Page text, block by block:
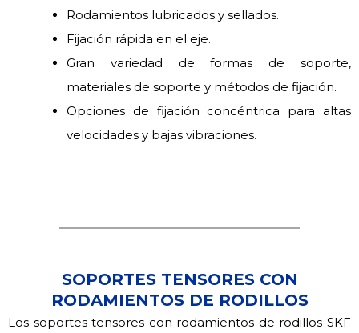
Rodamientos lubricados y sellados.
Fijación rápida en el eje.
Gran variedad de formas de soporte,
materiales de soporte y métodos de fijación.
Opciones de fijación concéntrica para altas
velocidades y bajas vibraciones.
SOPORTES TENSORES CON
RODAMIENTOS DE RODILLOS
Los soportes tensores con rodamientos de rodillos SKF